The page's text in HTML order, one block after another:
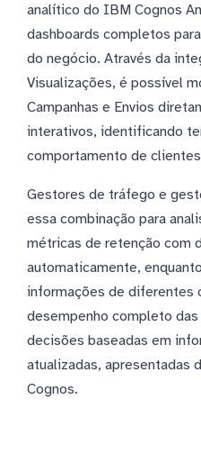
analítico do IBM Cognos
dashboards completos
do negócio. Através da
Visualizações, é possível
Campanhas e Envios
interativos, identificando
comportamento de
Gestores de tráfego e
essa combinação para
métricas de retenção com
automaticamente,
informações de diferentes
desempenho completo
decisões baseadas em
atualizadas, apresentadas
Cognos.